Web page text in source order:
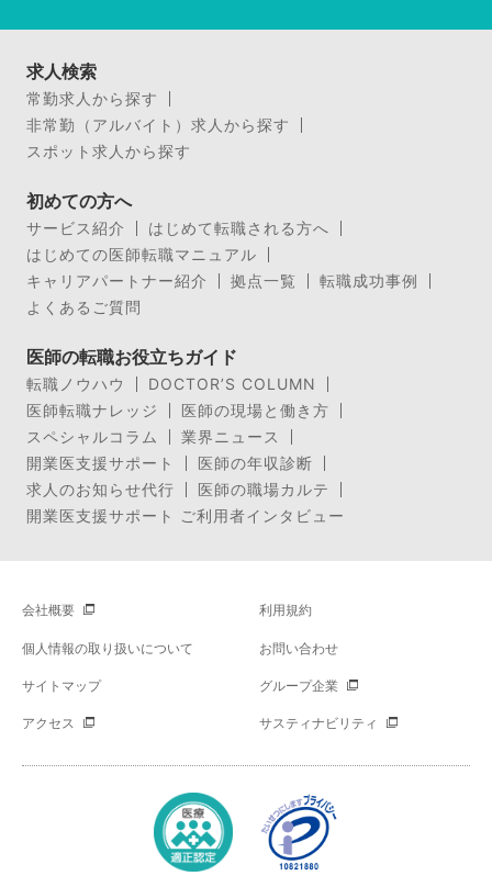
求人検索
常勤求人から探す
非常勤（アルバイト）求人から探す
スポット求人から探す
初めての方へ
サービス紹介
はじめて転職される方へ
はじめての医師転職マニュアル
キャリアパートナー紹介
拠点一覧
転職成功事例
よくあるご質問
医師の転職お役立ちガイド
転職ノウハウ
DOCTOR’S COLUMN
医師転職ナレッジ
医師の現場と働き方
スペシャルコラム
業界ニュース
開業医支援サポート
医師の年収診断
求人のお知らせ代行
医師の職場カルテ
開業医支援サポート ご利用者インタビュー
会社概要 利用規約
個人情報の取り扱いについて お問い合わせ
サイトマップ グループ企業
アクセス サスティナビリティ